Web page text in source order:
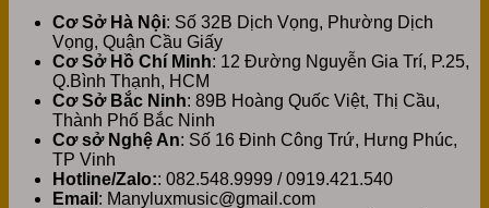
Cơ Sở Hà Nội: Số 32B Dịch Vọng, Phường Dịch
Vọng, Quận Cầu Giấy
Cơ Sở Hồ Chí Minh: 12 Đường Nguyễn Gia Trí, P.25,
Q.Bình Thạnh, HCM
Cơ Sở Bắc Ninh: 89B Hoàng Quốc Việt, Thị Cầu,
Thành Phố Bắc Ninh
Cơ sở Nghệ An: Số 16 Đinh Công Trứ, Hưng Phúc,
TP Vinh
Hotline/Zalo:: 082.548.9999 / 0919.421.540
Email : Manyluxmusic@gmail.com